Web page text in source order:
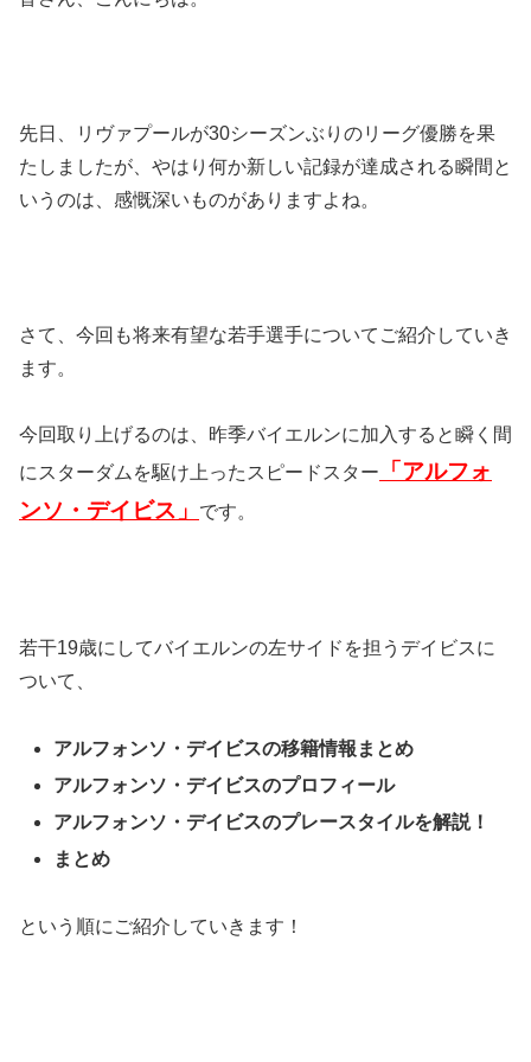
先日、リヴァプールが30シーズンぶりのリーグ優勝を果
たしましたが、やはり何か新しい記録が達成される瞬間と
いうのは、感慨深いものがありますよね。
さて、今回も将来有望な若手選手についてご紹介していき
ます。
今回取り上げるのは、昨季バイエルンに加入すると瞬く間
にスターダムを駆け上ったスピードスター
「アルフォ
ンソ・デイビス」
です。
若干19歳にしてバイエルンの左サイドを担うデイビスに
ついて、
アルフォンソ・デイビスの移籍情報まとめ
アルフォンソ・デイビスのプロフィール
アルフォンソ・デイビスのプレースタイルを解説！
まとめ
という順にご紹介していきます！